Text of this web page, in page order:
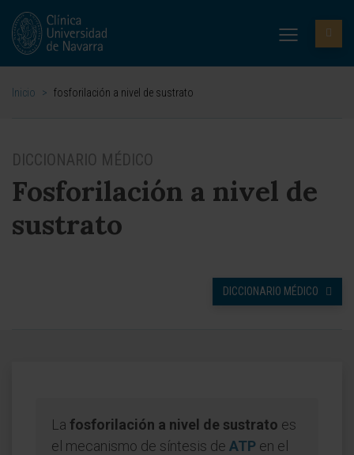
Inicio > fosforilación a nivel de sustrato
DICCIONARIO MÉDICO
Fosforilación a nivel de
sustrato
DICCIONARIO MÉDICO
La fosforilación a nivel de sustrato es
el mecanismo de síntesis de ATP en el